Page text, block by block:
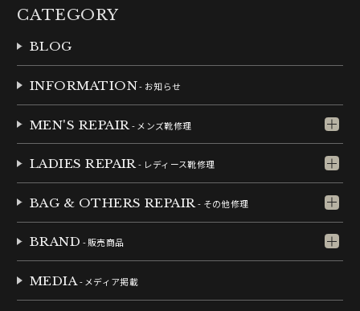
CATEGORY
BLOG
INFORMATION- お知らせ
MEN'S REPAIR - メンズ靴修理
LADIES REPAIR- レディース靴修理
BAG & OTHERS REPAIR - その他修理
BRAND - 販売商品
MEDIA- メディア掲載